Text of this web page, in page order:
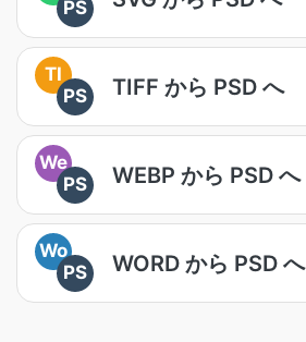
PS
TI
PS
TIFF から PSD へ
We
PS
WEBP から PSD へ
Wo
PS
WORD から PSD へ